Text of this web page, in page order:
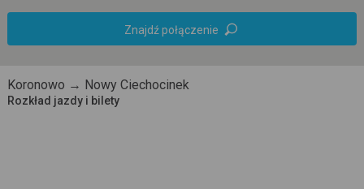
Znajdź połączenie
Koronowo → Nowy Ciechocinek
Rozkład jazdy i bilety